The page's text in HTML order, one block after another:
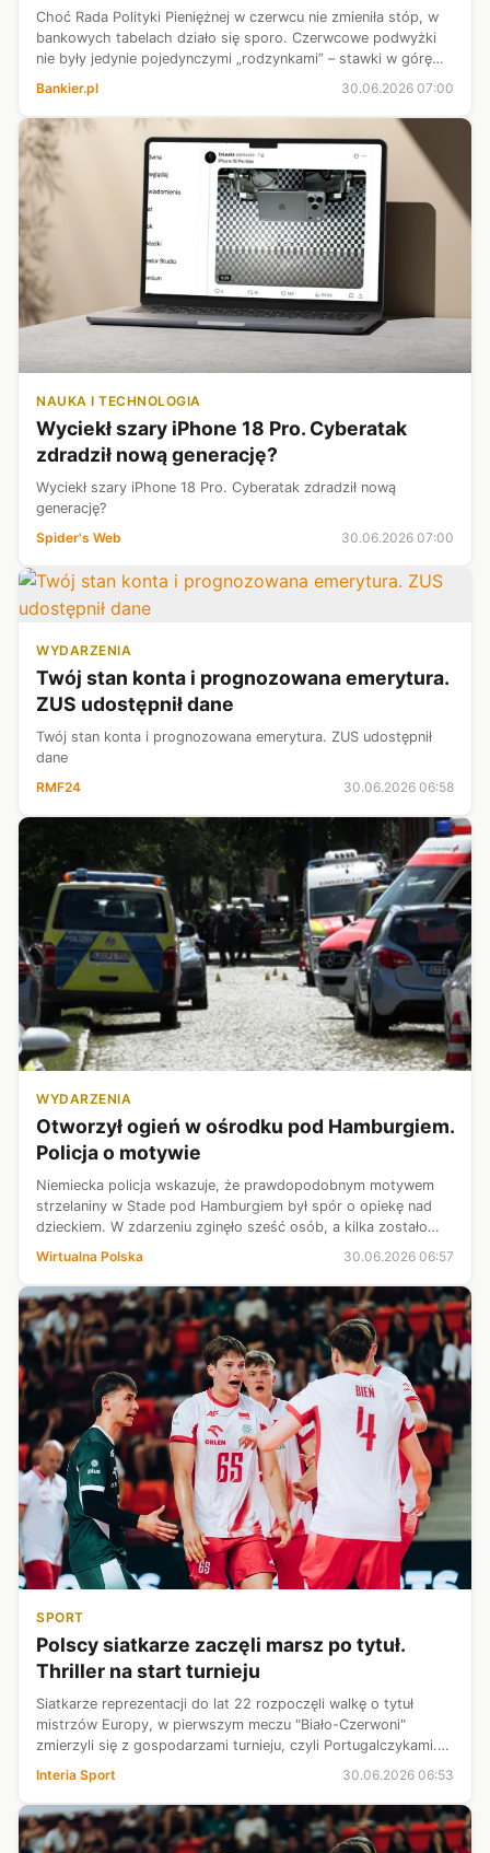
Choć Rada Polityki Pieniężnej w czerwcu nie zmieniła stóp, w
bankowych tabelach działo się sporo. Czerwcowe podwyżki
nie były jedynie pojedynczymi „rodzynkami” – stawki w górę
oszczędnościowych warunki popr...
Bankier.pl 30.06.2026 07:00
NAUKA I TECHNOLOGIA
Wyciekł szary iPhone 18 Pro. Cyberatak
zdradził nową generację?
Wyciekł szary iPhone 18 Pro. Cyberatak zdradził nową
generację?
Spider's Web
30.06.2026 07:00
WYDARZENIA
Twój stan konta i prognozowana emerytura.
ZUS udostępnił dane
Twój stan konta i prognozowana emerytura. ZUS udostępnił
dane
RMF24
30.06.2026 06:58
WYDARZENIA
Otworzył ogień w ośrodku pod Hamburgiem.
Policja o motywie
Niemiecka policja wskazuje, że prawdopodobnym motywem
strzelaniny w Stade pod Hamburgiem był spór o opiekę nad
dzieckiem. W zdarzeniu zginęło sześć osób, a kilka zostało
rannych. Zatrzymano dwóch podejrzanych, w tym
Wirtualna Polska 30.06.2026 06:57
SPORT
Polscy siatkarze zaczęli marsz po tytuł.
Thriller na start turnieju
Siatkarze reprezentacji do lat 22 rozpoczęli walkę o tytuł
mistrzów Europy, w pierwszym meczu "Biało-Czerwoni"
zmierzyli się z gospodarzami turnieju, czyli Portugalczykami.
wyłonił dopiero tie-b...
Interia Sport 30.06.2026 06:53